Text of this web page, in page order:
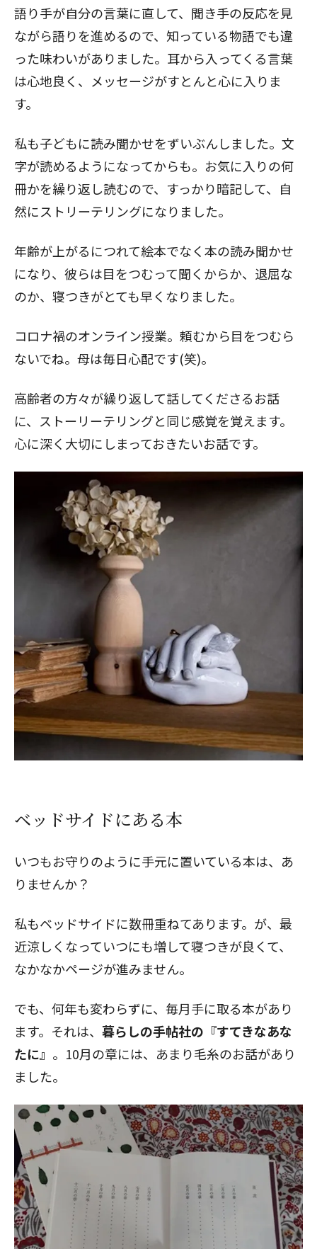
語り手が自分の言葉に直して、聞き手の反応を見
ながら語りを進めるので、知っている物語でも違
った味わいがありました。耳から入ってくる言葉
は心地良く、メッセージがすとんと心に入りま
す。
私も子どもに読み聞かせをずいぶんしました。文
字が読めるようになってからも。お気に入りの何
冊かを繰り返し読むので、すっかり暗記して、自
然にストリーテリングになりました。
年齢が上がるにつれて絵本でなく本の読み聞かせ
になり、彼らは目をつむって聞くからか、退屈な
のか、寝つきがとても早くなりました。
コロナ禍のオンライン授業。頼むから目をつむら
ないでね。母は毎日心配です(笑)。
高齢者の方々が繰り返して話してくださるお話
に、ストーリーテリングと同じ感覚を覚えます。
心に深く大切にしまっておきたいお話です。
ベッドサイドにある本
いつもお守りのように手元に置いている本は、あ
りませんか？
私もベッドサイドに数冊重ねてあります。が、最
近涼しくなっていつにも増して寝つきが良くて、
なかなかページが進みません。
でも、何年も変わらずに、毎月手に取る本があり
ます。それは、 暮らしの手帖社の『すてきなあな
たに』 。10月の章には、あまり毛糸のお話があり
ました。